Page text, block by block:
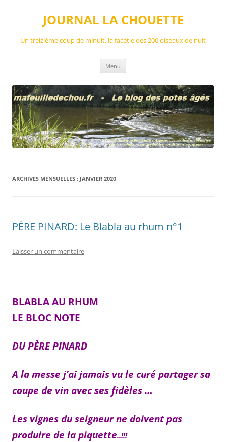
JOURNAL LA CHOUETTE
Un treizième coup de minuit, la facétie des 200 oiseaux de nuit
Menu
ARCHIVES MENSUELLES : JANVIER 2020
PÈRE PINARD: Le Blabla au rhum n°1
Laisser un commentaire
BLABLA AU RHUM
LE BLOC NOTE
DU PÈRE PINARD
A la messe j’ai jamais vu le curé partager sa
coupe de vin avec ses fidèles …
Les vignes du seigneur ne doivent pas
produire de la piquette..!!!